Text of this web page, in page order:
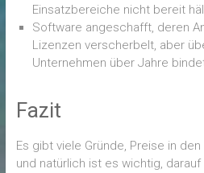
Einsatzbereiche nicht bereit
Software angeschafft, deren
Lizenzen verscherbelt, aber
Unternehmen über Jahre
Fazit
Es gibt viele Gründe, Preise in
und natürlich ist es wichtig,